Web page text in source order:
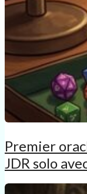
Premier
JDR solo